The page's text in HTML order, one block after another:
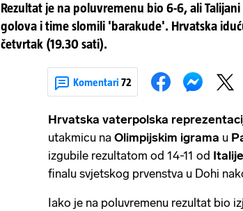
Rezultat je na poluvremenu bio 6-6, ali
golova i time slomili 'barakude'. Hrvatska
četvrtak (19.30 sati).
Komentari 72
Hrvatska vaterpolska
utakmicu na Olimpijskim igrama u
izgubile rezultatom od 14-11 od Italije
finalu svjetskog prvenstva u Dohi
Iako je na poluvremenu rezultat bio